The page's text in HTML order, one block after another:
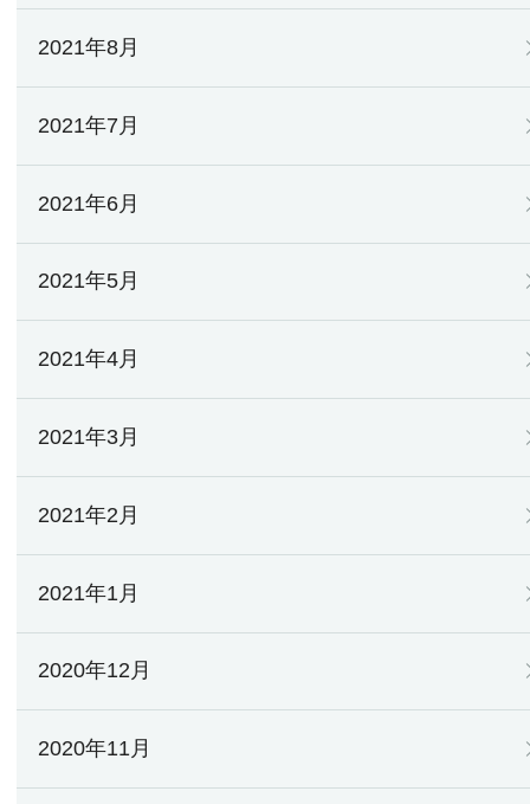
2021年8月
2021年7月
2021年6月
2021年5月
2021年4月
2021年3月
2021年2月
2021年1月
2020年12月
2020年11月